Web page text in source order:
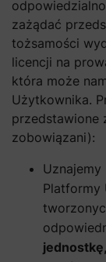
zażądać
tożsamości
licencji na
która może
Użytkownika.
przedstawione
zobowiązani):
Uznajemy
Platformy